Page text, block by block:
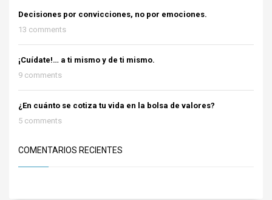
Decisiones por convicciones, no por emociones.
13 comments
¡Cuídate!… a ti mismo y de ti mismo.
9 comments
¿En cuánto se cotiza tu vida en la bolsa de valores?
5 comments
COMENTARIOS RECIENTES